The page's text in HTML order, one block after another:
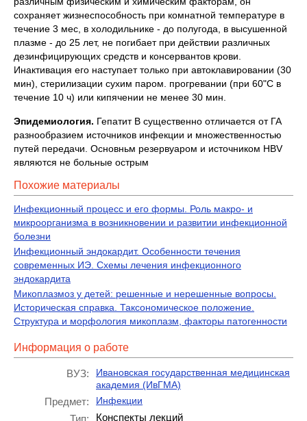
сохраняет жизнеспособность при комнатной температуре в
течение 3 мес, в холодильнике - до полугода, в высушенной
плазме - до 25 лет, не погибает при действии различных
дезинфицирующих средств и консервантов крови.
Инактивация его наступает только при автоклавировании (30
мин), стерилизации сухим паром. прогревании (при 60"С в
течение 10 ч) или кипячении не менее 30 мин.
Эпидемиология. Гепатит В существенно отличается от ГА
разнообразием источников инфекции и множественностью
путей передачи. Основньм резервуаром и источником HBV
являются не больные острым
Похожие материалы
Инфекционный процесс и его формы. Роль макро- и
микроорганизма в возникновении и развитии инфекционной
болезни
Инфекционный эндокардит. Особенности течения
современных ИЭ. Схемы лечения инфекционного
эндокардита
Микоплазмоз у детей: решенные и нерешенные вопросы.
Историческая справка. Таксономическое положение.
Структура и морфология микоплазм, факторы патогенности
Информация о работе
ВУЗ:
Ивановская государственная медицинская
академия (ИвГМА)
Предмет: Инфекции
Тип: Конспекты лекций